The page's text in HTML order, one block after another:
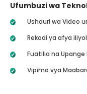
Ufumbuzi wa
Ushauri wa Video
Rekodi ya afya
Fuatilia na Upange
Vipimo vya